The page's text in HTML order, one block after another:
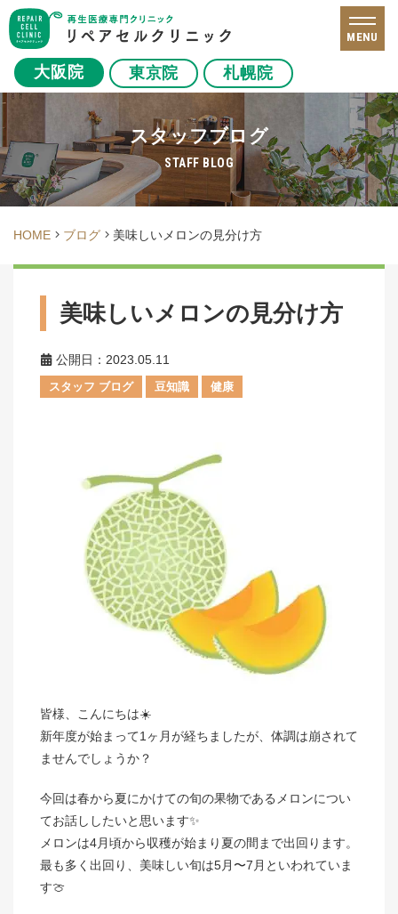
大阪院 東京院 札幌院
MENU
スタッフブログ
STAFF BLOG
HOME ブログ 美味しいメロンの見分け方
美味しいメロンの見分け方
公開日：2023.05.11
スタッフ ブログ 豆知識 健康
皆様、こんにちは☀️
新年度が始まって1ヶ月が経ちましたが、体調は崩されて
ませんでしょうか？
今回は春から夏にかけての旬の果物であるメロンについ
てお話ししたいと思います✨
メロンは4月頃から収穫が始まり夏の間まで出回ります。
最も多く出回り、美味しい旬は5月〜7月といわれていま
す🍈